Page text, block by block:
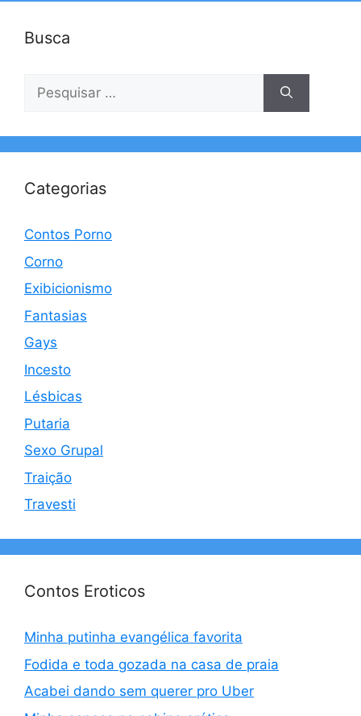
Busca
Pesquisar
Categorias
Contos Porno
Corno
Exibicionismo
Fantasias
Gays
Incesto
Lésbicas
Putaria
Sexo Grupal
Traição
Travesti
Contos Eroticos
Minha putinha evangélica favorita
Fodida e toda gozada na casa de praia
Acabei dando sem querer pro Uber